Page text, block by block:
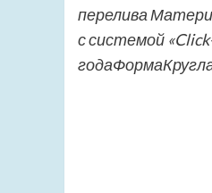
перелива
с системой